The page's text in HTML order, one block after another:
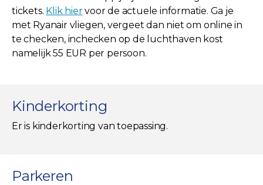
tickets. Klik hiervoor de actuele informatie. Ga je
met Ryanair vliegen, vergeet dan niet om online in
te checken, inchecken op de luchthaven kost
namelijk 55 EUR per persoon.
Kinderkorting
Er is kinderkorting van toepassing.
Parkeren